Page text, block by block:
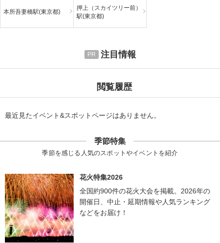
本所吾妻橋駅(東京都)
押上（スカイツリー前）
駅(東京都)
注目情報
閲覧履歴
最近見たイベント&スポットページはありません。
季節特集
季節を感じる人気のスポットやイベントを紹介
花火特集2026
全国約900件の花火大会を掲載。2026年の
開催日、中止・延期情報や人気ランキング
などをお届け！